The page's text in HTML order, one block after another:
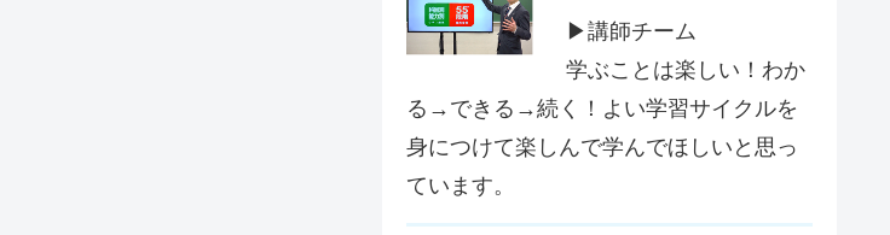
▶講師チーム
学ぶことは楽しい！わか
る→できる→続く！よい学習サイクルを
身につけて楽しんで学んでほしいと思っ
ています。